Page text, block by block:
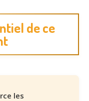
de ce
les